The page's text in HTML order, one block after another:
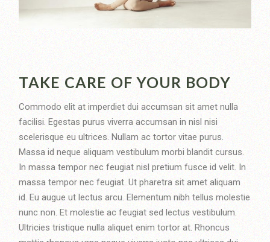
TAKE CARE OF YOUR BODY
Commodo elit at imperdiet dui accumsan sit amet nulla
facilisi. Egestas purus viverra accumsan in nisl nisi
scelerisque eu ultrices. Nullam ac tortor vitae purus.
Massa id neque aliquam vestibulum morbi blandit cursus.
In massa tempor nec feugiat nisl pretium fusce id velit. In
massa tempor nec feugiat. Ut pharetra sit amet aliquam
id. Eu augue ut lectus arcu. Elementum nibh tellus molestie
nunc non. Et molestie ac feugiat sed lectus vestibulum.
Ultricies tristique nulla aliquet enim tortor at. Rhoncus